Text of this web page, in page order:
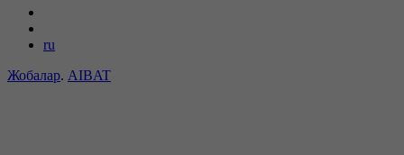
ru
Жобалар. AIBAT